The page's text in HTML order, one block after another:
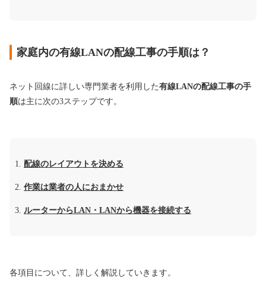
家庭内の有線LANの配線工事の手順は？
ネット回線に詳しい専門業者を利用した有線LANの配線工事の手
順は主に次の3ステップです。
配線のレイアウトを決める
作業は業者の人におまかせ
ルーターからLAN・LANから機器を接続する
各項目について、詳しく解説していきます。